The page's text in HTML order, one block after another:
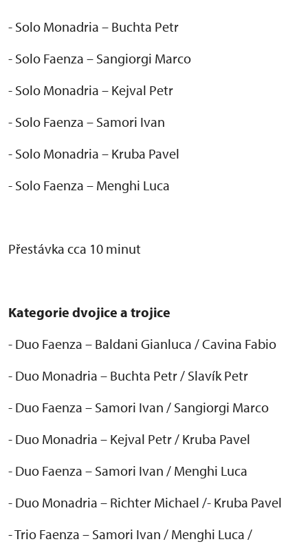
- Solo Monadria – Buchta Petr
- Solo Faenza – Sangiorgi Marco
- Solo Monadria – Kejval Petr
- Solo Faenza – Samori Ivan
- Solo Monadria – Kruba Pavel
- Solo Faenza – Menghi Luca
Přestávka cca 10 minut
Kategorie dvojice a trojice
- Duo Faenza – Baldani Gianluca / Cavina Fabio
- Duo Monadria – Buchta Petr / Slavík Petr
- Duo Faenza – Samori Ivan / Sangiorgi Marco
- Duo Monadria – Kejval Petr / Kruba Pavel
- Duo Faenza – Samori Ivan / Menghi Luca
- Duo Monadria – Richter Michael /- Kruba Pavel
- Trio Faenza – Samori Ivan / Menghi Luca /